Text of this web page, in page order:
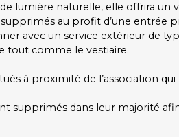
lumière naturelle, elle offrira un
au profit d’une entrée
avec un service extérieur de
tout comme le vestiaire.
à proximité de l’association qui
supprimés dans leur majorité